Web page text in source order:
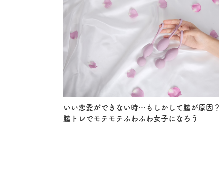
いい恋愛ができない時…もしかして膣が原因？
膣トレでモテモテふわふわ女子になろう